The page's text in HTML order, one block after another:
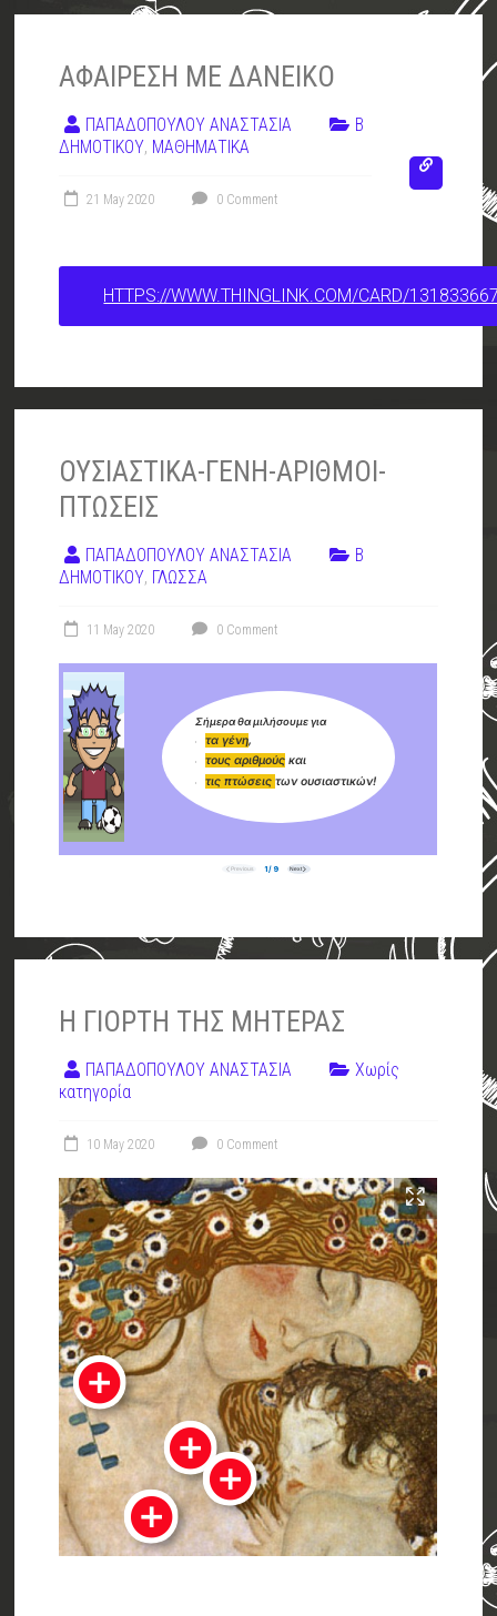
ΑΦΑΙΡΕΣΗ ΜΕ ΔΑΝΕΙΚΟ
ΠΑΠΑΔΟΠΟΥΛΟΥ ΑΝΑΣΤΑΣΙΑ
Β
ΔΗΜΟΤΙΚΟΥ, ΜΑΘΗΜΑΤΙΚΑ
21 May 2020 0 Comment
HTTPS://WWW.THINGLINK.COM/CARD/
ΟΥΣΙΑΣΤΙΚΑ-ΓΕΝΗ-ΑΡΙΘΜΟΙ-
ΠΤΩΣΕΙΣ
ΠΑΠΑΔΟΠΟΥΛΟΥ ΑΝΑΣΤΑΣΙΑ
Β
ΔΗΜΟΤΙΚΟΥ, ΓΛΩΣΣΑ
11 May 2020 0 Comment
Η ΓΙΟΡΤΗ ΤΗΣ ΜΗΤΕΡΑΣ
ΠΑΠΑΔΟΠΟΥΛΟΥ ΑΝΑΣΤΑΣΙΑ
Χωρίς
κατηγορία
10 May 2020 0 Comment